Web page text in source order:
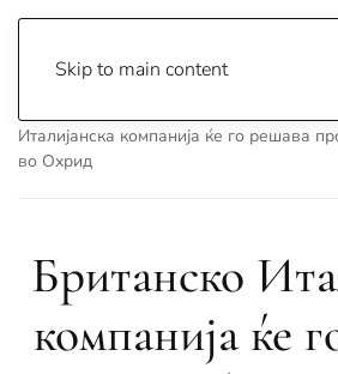
Skip to main content
Италијанска компанија ќе го решава
во Охрид
Британско
компанија ќе